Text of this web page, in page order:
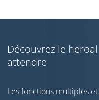
Découvrez le
attendre
Les fonctions multiples